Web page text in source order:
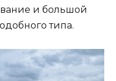
и большой
типа.